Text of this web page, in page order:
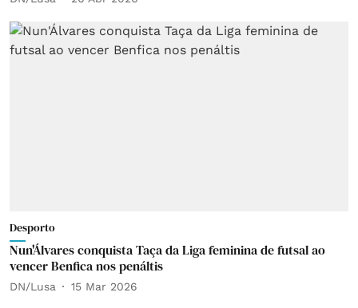
Desporto
Nun'Álvares conquista Taça da Liga feminina de futsal ao
vencer Benfica nos penáltis
DN/Lusa 15 Mar 2026